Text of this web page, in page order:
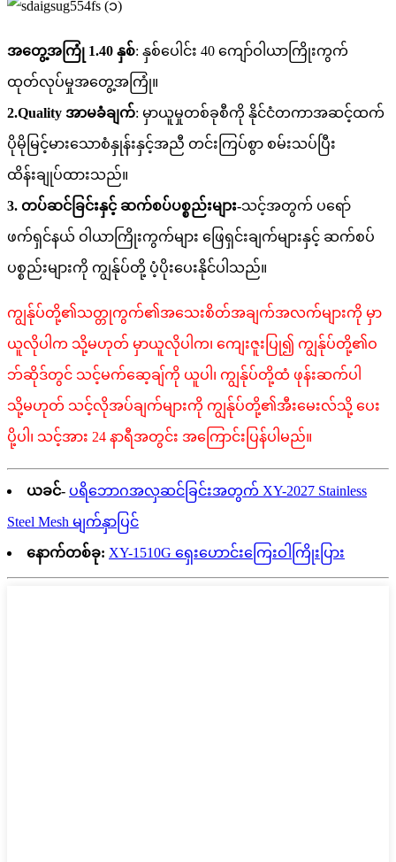
အတွေ့အကြုံ 1.40 နှစ်: နှစ်ပေါင်း 40 ကျော်ဝါယာကြိုးကွက်
ထုတ်လုပ်မှုအတွေ့အကြုံ။
2.Quality အာမခံချက်: မှာယူမှုတစ်ခုစီကို နိုင်ငံတကာအဆင့်ထက်
ပိုမိုမြင့်မားသောစံနှုန်းနှင့်အညီ တင်းကြပ်စွာ စမ်းသပ်ပြီး
ထိန်းချုပ်ထားသည်။
3. တပ်ဆင်ခြင်းနှင့် ဆက်စပ်ပစ္စည်းများ-သင့်အတွက် ပရော်
ဖက်ရှင်နယ် ဝါယာကြိုးကွက်များ ဖြေရှင်းချက်များနှင့် ဆက်စပ်
ပစ္စည်းများကို ကျွန်ုပ်တို့ ပံ့ပိုးပေးနိုင်ပါသည်။
ကျွန်ုပ်တို့၏သတ္တုကွက်၏အသေးစိတ်အချက်အလက်များကို မှာ
ယူလိုပါက သို့မဟုတ် မှာယူလိုပါက၊ ကျေးဇူးပြု၍ ကျွန်ုပ်တို့၏ဝ
ဘ်ဆိုဒ်တွင် သင့်မက်ဆေ့ချ်ကို ယူပါ၊ ကျွန်ုပ်တို့ထံ ဖုန်းဆက်ပါ
သို့မဟုတ် သင့်လိုအပ်ချက်များကို ကျွန်ုပ်တို့၏အီးမေးလ်သို့ ပေး
ပို့ပါ၊ သင့်အား 24 နာရီအတွင်း အကြောင်းပြန်ပါမည်။
ယခင်- ပရိဘောဂအလှဆင်ခြင်းအတွက် XY-2027 Stainless
Steel Mesh မျက်နှာပြင်
နောက်တစ်ခု: XY-1510G ရှေးဟောင်းကြေးဝါကြိုးပြား